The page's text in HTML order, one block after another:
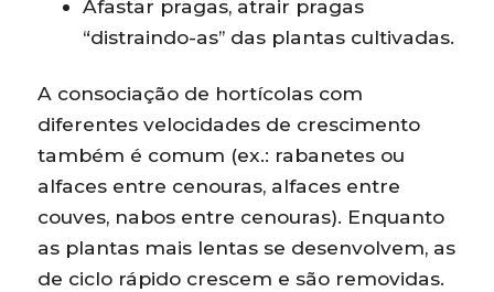
Afastar pragas, atrair pragas
“distraindo-as” das plantas cultivadas.
A consociação de hortícolas com
diferentes velocidades de crescimento
também é comum (ex.: rabanetes ou
alfaces entre cenouras, alfaces entre
couves, nabos entre cenouras). Enquanto
as plantas mais lentas se desenvolvem, as
de ciclo rápido crescem e são removidas.